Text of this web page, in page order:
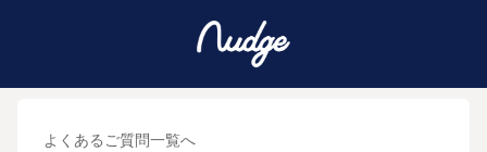
よくあるご質問一覧へ